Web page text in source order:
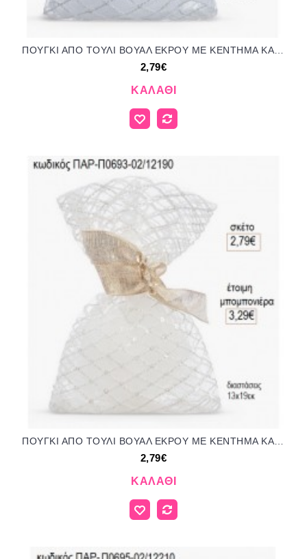
2,79€
ΚΑΛΆΘΙ
2,79€
ΚΑΛΆΘΙ